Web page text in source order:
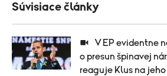
Súvisiace články
V EP evidentne nešlo o kandidáta, ale
o presun špinavej
reaguje Klus na